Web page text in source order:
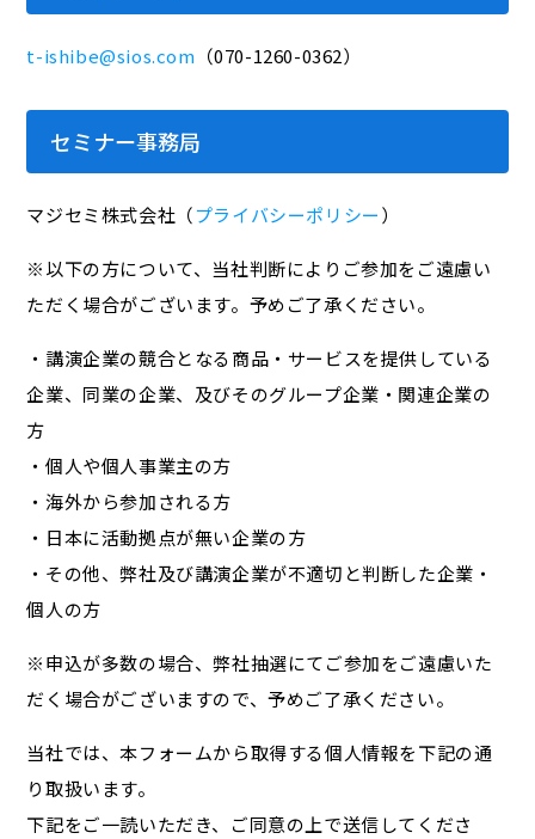
t-ishibe@sios.com （070-1260-0362）
セミナー事務局
マジセミ株式会社（プライバシーポリシー）
※以下の方について、当社判断によりご参加をご遠慮い
ただく場合がございます。予めご了承ください。
・講演企業の競合となる商品・サービスを提供している
企業、同業の企業、及びそのグループ企業・関連企業の
方
・個人や個人事業主の方
・海外から参加される方
・日本に活動拠点が無い企業の方
・その他、弊社及び講演企業が不適切と判断した企業・
個人の方
※申込が多数の場合、弊社抽選にてご参加をご遠慮いた
だく場合がございますので、予めご了承ください。
当社では、本フォームから取得する個人情報を下記の通
り取扱います。
下記をご一読いただき、ご同意の上で送信してくださ